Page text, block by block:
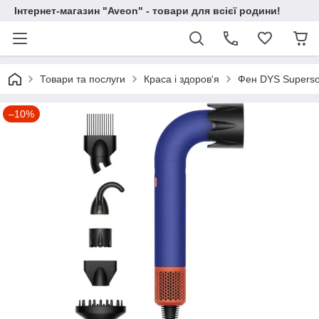
Інтернет-магазин "Aveon" - товари для всієї родини!
Товари та послуги Краса і здоров'я Фен DYS
–10%